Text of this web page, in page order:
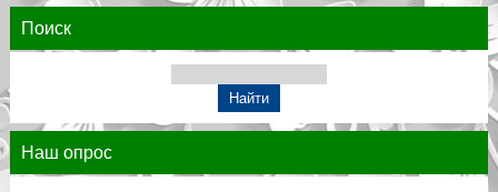
Поиск
Наш опрос